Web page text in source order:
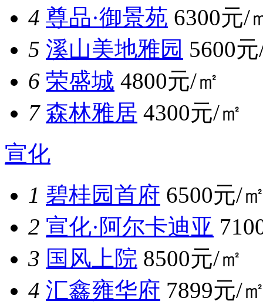
4 尊品·御景苑 6300元/
5 溪山美地雅园 5600
6 荣盛城 4800元/㎡
7 森林雅居 4300元/㎡
宣化
1 碧桂园首府 6500元/
2 宣化·阿尔卡迪亚
3 国风上院 8500元/㎡
4 汇鑫雍华府 7899元/